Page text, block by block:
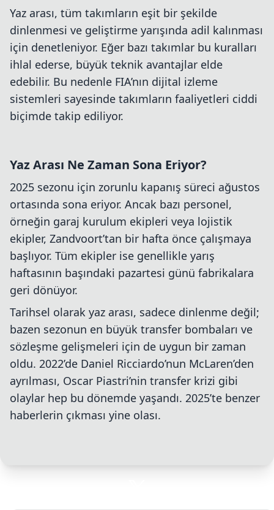
Yaz arası, tüm takımların eşit bir şekilde
dinlenmesi ve geliştirme yarışında adil kalınması
için denetleniyor. Eğer bazı takımlar bu kuralları
ihlal ederse, büyük teknik avantajlar elde
edebilir. Bu nedenle FIA’nın dijital izleme
sistemleri sayesinde takımların faaliyetleri ciddi
biçimde takip ediliyor.
Yaz Arası Ne Zaman Sona Eriyor?
2025 sezonu için zorunlu kapanış süreci ağustos
ortasında sona eriyor. Ancak bazı personel,
örneğin garaj kurulum ekipleri veya lojistik
ekipler, Zandvoort’tan bir hafta önce çalışmaya
başlıyor. Tüm ekipler ise genellikle yarış
haftasının başındaki pazartesi günü fabrikalara
geri dönüyor.
Tarihsel olarak yaz arası, sadece dinlenme değil;
bazen sezonun en büyük transfer bombaları ve
sözleşme gelişmeleri için de uygun bir zaman
oldu. 2022’de Daniel Ricciardo’nun McLaren’den
ayrılması, Oscar Piastri’nin transfer krizi gibi
olaylar hep bu dönemde yaşandı. 2025’te benzer
haberlerin çıkması yine olası.